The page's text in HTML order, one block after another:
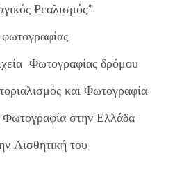
Ρεαλισμός"
Φωτογραφίας δρόμου
και Φωτογραφία
Φωτογραφία στην Ελλάδα
Αισθητική του